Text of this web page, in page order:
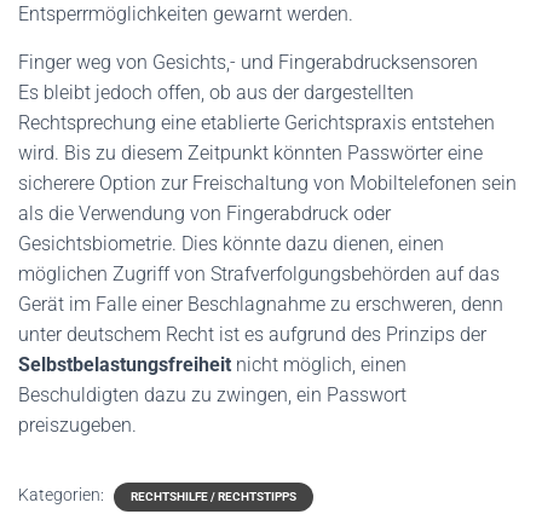
Entsperrmöglichkeiten gewarnt werden.
Finger weg von Gesichts,- und Fingerabdrucksensoren
Es bleibt jedoch offen, ob aus der dargestellten
Rechtsprechung eine etablierte Gerichtspraxis entstehen
wird. Bis zu diesem Zeitpunkt könnten Passwörter eine
sicherere Option zur Freischaltung von Mobiltelefonen sein
als die Verwendung von Fingerabdruck oder
Gesichtsbiometrie. Dies könnte dazu dienen, einen
möglichen Zugriff von Strafverfolgungsbehörden auf das
Gerät im Falle einer Beschlagnahme zu erschweren, denn
unter deutschem Recht ist es aufgrund des Prinzips der
Selbstbelastungsfreiheit nicht möglich, einen
Beschuldigten dazu zu zwingen, ein Passwort
preiszugeben.
Kategorien: RECHTSHILFE / RECHTSTIPPS